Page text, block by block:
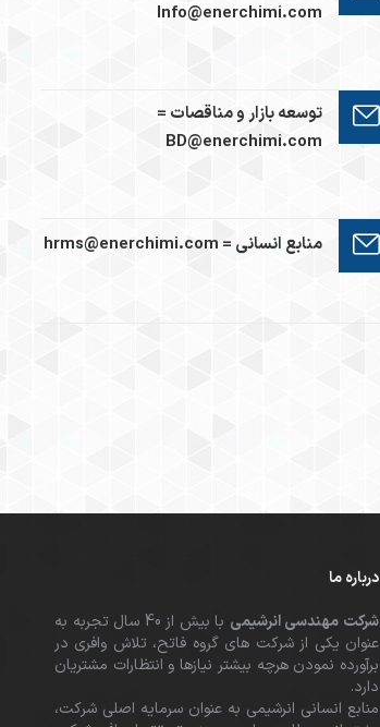
Info@enerchimi.com
توسعه بازار و مناقصات =
BD@enerchimi.com
منابع انسانی = hrms@enerchimi.com
درباره ما
شرکت مهندسی انرشیمی
با بیش از 40 سال تجربه به
عنوان یکی از شرکت های گروه فاتح، تلاش وافری در
برآورده نمودن هرچه بیشتر نیازها و انتظارات مشتریان
دارد.
منابع انسانی انرشیمی به عنوان سرمایه اصلی شرکت،